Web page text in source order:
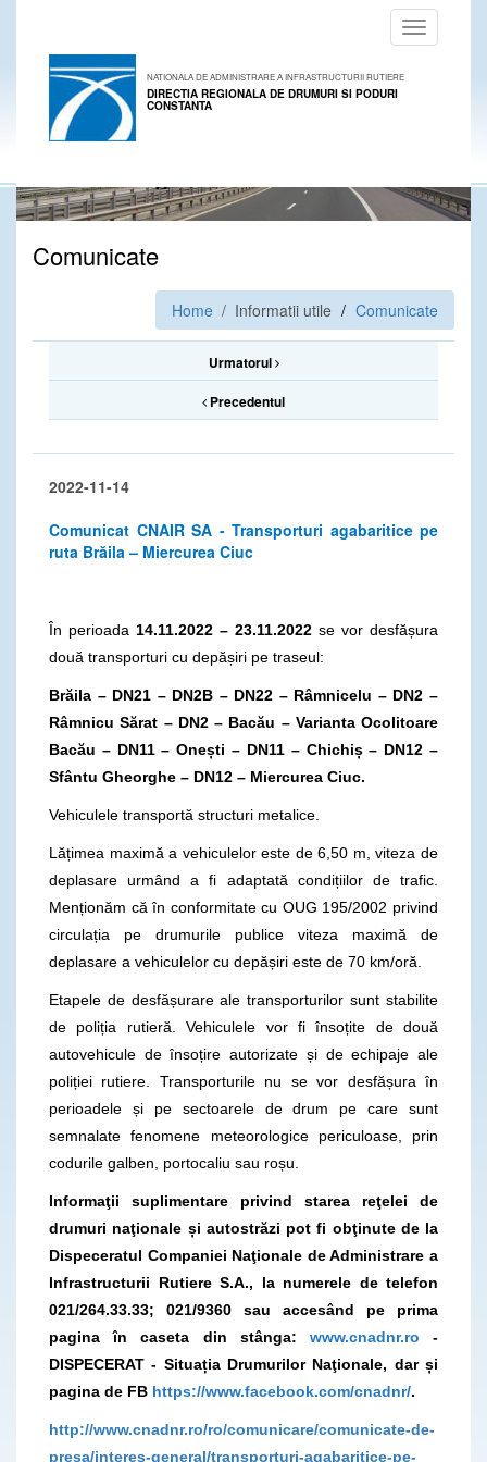
Toggle
navigation
NATIONALA DE ADMINISTRARE A INFRASTRUCTURII RUTIERE
DIRECTIA REGIONALA DE DRUMURI SI PODURI
CONSTANTA
Comunicate
Home / Informatii utile Comunicate
Urmatorul
Precedentul
2022-11-14
Comunicat CNAIR SA - Transporturi agabaritice pe
ruta Brăila – Miercurea Ciuc
În perioada 14.11.2022 – 23.11.2022 se vor desfășura
două transporturi cu depășiri pe traseul:
Brăila – DN21 – DN2B – DN22 – Râmnicelu – DN2 –
Râmnicu Sărat – DN2 – Bacău – Varianta Ocolitoare
Bacău – DN11 – Onești – DN11 – Chichiș – DN12 –
Sfântu Gheorghe – DN12 – Miercurea Ciuc.
Vehiculele transportă structuri metalice.
Lățimea maximă a vehiculelor este de 6,50 m, viteza de
deplasare urmând a fi adaptată condițiilor de trafic.
Menționăm că în conformitate cu OUG 195/2002 privind
circulația pe drumurile publice viteza maximă de
deplasare a vehiculelor cu depășiri este de 70 km/oră.
Etapele de desfășurare ale transporturilor sunt stabilite
de poliția rutieră. Vehiculele vor fi însoțite de două
autovehicule de însoțire autorizate și de echipaje ale
poliției rutiere. Transporturile nu se vor desfășura în
perioadele și pe sectoarele de drum pe care sunt
semnalate fenomene meteorologice periculoase, prin
codurile galben, portocaliu sau roșu.
Informaţii suplimentare privind starea reţelei de
drumuri naţionale și autostrăzi pot fi obţinute de la
Dispeceratul Companiei Naţionale de Administrare a
Infrastructurii Rutiere S.A., la numerele de telefon
021/264.33.33; 021/9360 sau accesând pe prima
pagina în caseta din stânga: www.cnadnr.ro -
DISPECERAT - Situația Drumurilor Naţionale, dar și
pagina de FB https://www.facebook.com/cnadnr/.
http://www.cnadnr.ro/ro/comunicare/comunicate-de-
presa/interes-general/transporturi-agabaritice-pe-